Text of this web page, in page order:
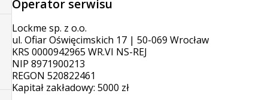
Operator serwisu
Lockme sp. z o.o.
ul. Ofiar Oświęcimskich 17 | 50-069 Wrocław
KRS 0000942965 WR.VI NS-REJ
NIP 8971900213
REGON 520822461
Kapitał zakładowy: 5000 zł